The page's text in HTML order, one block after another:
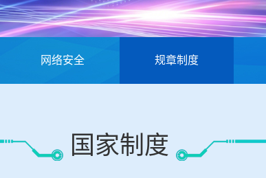
网络安全 规章制度
国家制度